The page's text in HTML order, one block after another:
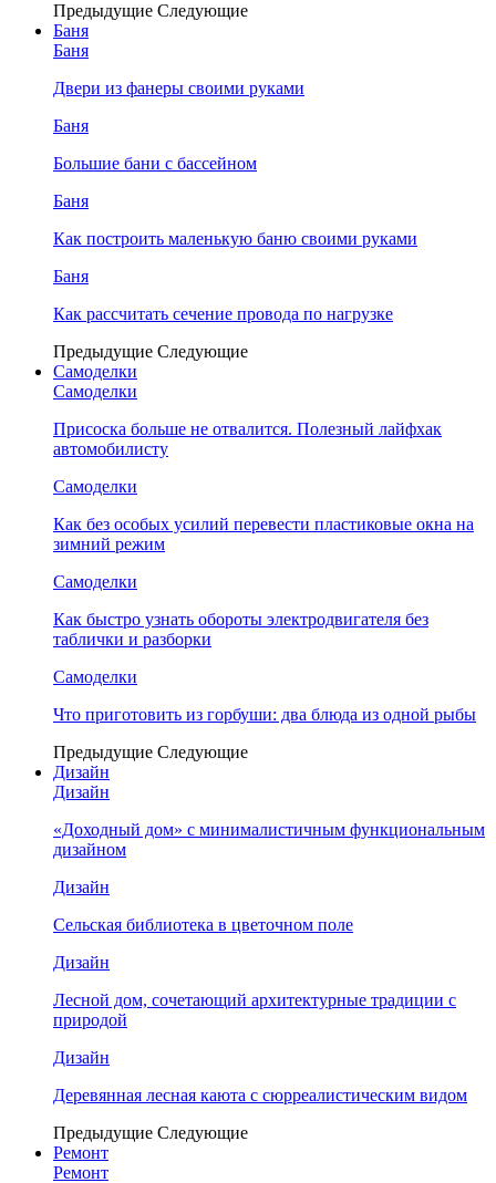
Предыдущие Следующие
Баня
Баня
Двери из фанеры своими руками
Баня
Большие бани с бассейном
Баня
Как построить маленькую баню своими руками
Баня
Как рассчитать сечение провода по нагрузке
Предыдущие Следующие
Самоделки
Самоделки
Присоска больше не отвалится. Полезный лайфхак
автомобилисту
Самоделки
Как без особых усилий перевести пластиковые окна на
зимний режим
Самоделки
Как быстро узнать обороты электродвигателя без
таблички и разборки
Самоделки
Что приготовить из горбуши: два блюда из одной рыбы
Предыдущие Следующие
Дизайн
Дизайн
«Доходный дом» с минималистичным функциональным
дизайном
Дизайн
Сельская библиотека в цветочном поле
Дизайн
Лесной дом, сочетающий архитектурные традиции с
природой
Дизайн
Деревянная лесная каюта с сюрреалистическим видом
Предыдущие Следующие
Ремонт
Ремонт